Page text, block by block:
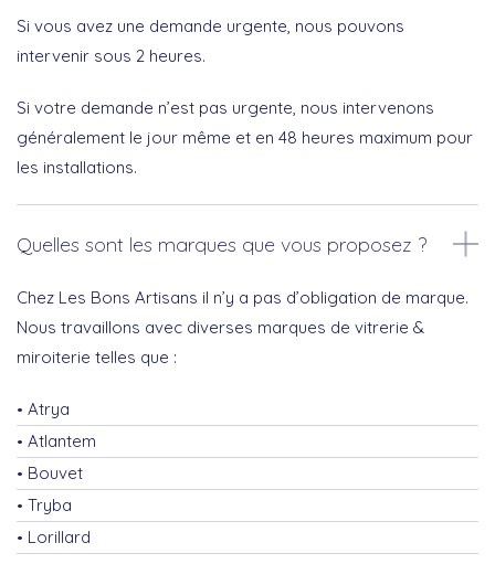
Si vous avez une demande urgente, nous pouvons
intervenir sous 2 heures.
Si votre demande n’est pas urgente, nous intervenons
généralement le jour même et en 48 heures maximum pour
les installations.
Quelles sont les marques que vous proposez ?
Chez Les Bons Artisans il n’y a pas d’obligation de marque.
Nous travaillons avec diverses marques de vitrerie &
miroiterie telles que :
Atrya
Atlantem
Bouvet
Tryba
Lorillard